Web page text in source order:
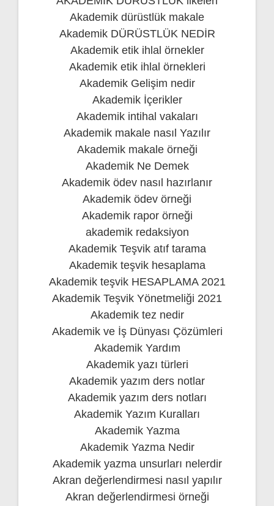
Akademik dürüstlük makale
Akademik DÜRÜSTLÜK NEDİR
Akademik etik ihlal örnekler
Akademik etik ihlal örnekleri
Akademik Gelişim nedir
Akademik İçerikler
Akademik intihal vakaları
Akademik makale nasıl Yazılır
Akademik makale örneği
Akademik Ne Demek
Akademik ödev nasıl hazırlanır
Akademik ödev örneği
Akademik rapor örneği
akademik redaksiyon
Akademik Teşvik atıf tarama
Akademik teşvik hesaplama
Akademik teşvik HESAPLAMA 2021
Akademik Teşvik Yönetmeliği 2021
Akademik tez nedir
Akademik ve İş Dünyası Çözümleri
Akademik Yardım
Akademik yazı türleri
Akademik yazım ders notlar
Akademik yazım ders notları
Akademik Yazım Kuralları
Akademik Yazma
Akademik Yazma Nedir
Akademik yazma unsurları nelerdir
Akran değerlendirmesi nasıl yapılır
Akran değerlendirmesi örneği